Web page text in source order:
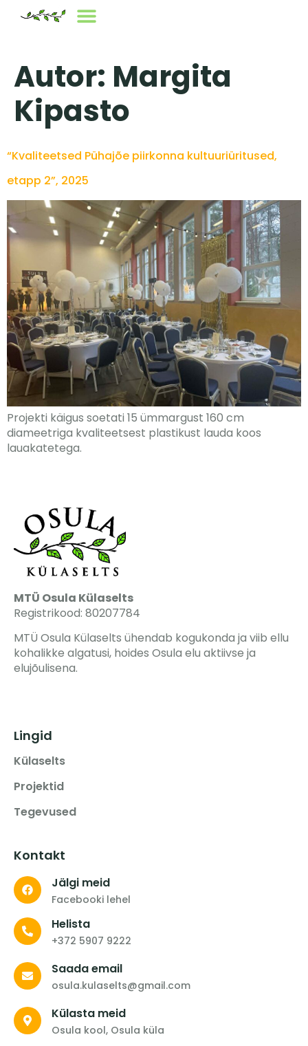
Autor: Margita
Kipasto
“Kvaliteetsed Pühajõe piirkonna kultuuriüritused,
etapp 2”, 2025
Projekti käigus soetati 15 ümmargust 160 cm
diameetriga kvaliteetsest plastikust lauda koos
lauakatetega.
MTÜ Osula Külaselts
Registrikood: 80207784
MTÜ Osula Külaselts ühendab kogukonda ja viib ellu
kohalikke algatusi, hoides Osula elu aktiivse ja
elujõulisena.
Lingid
Külaselts
Projektid
Tegevused
Kontakt
Jälgi meid
Facebooki lehel
Helista
+372 5907 9222
Saada email
osula.kulaselts@gmail.com
Külasta meid
Osula kool, Osula küla